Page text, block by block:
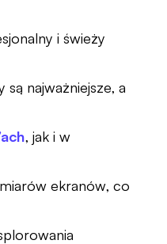
i świeży
najważniejsze, a
, jak i w
ekranów, co